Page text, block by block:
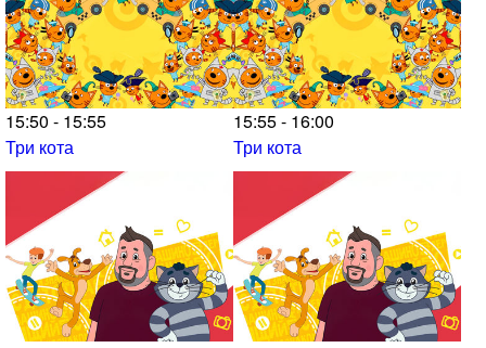
15:50 - 15:55
Три кота
15:55 - 16:00
Три кота